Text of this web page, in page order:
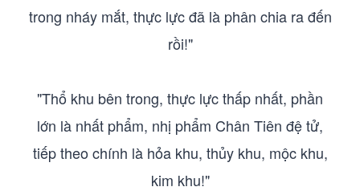
trong nháy mắt, thực lực đã là phân chia ra đến
rồi!"
"Thổ khu bên trong, thực lực thấp nhất, phần
lớn là nhất phẩm, nhị phẩm Chân Tiên đệ tử,
tiếp theo chính là hỏa khu, thủy khu, mộc khu,
kim khu!"